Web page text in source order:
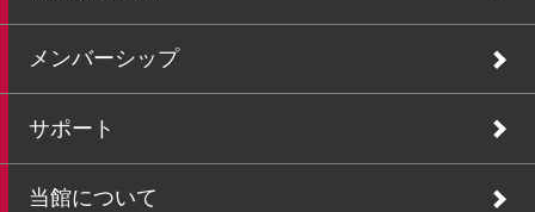
メンバーシップ
サポート
当館について